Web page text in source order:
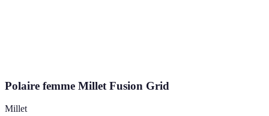
Polaire femme Millet Fusion Grid
Millet